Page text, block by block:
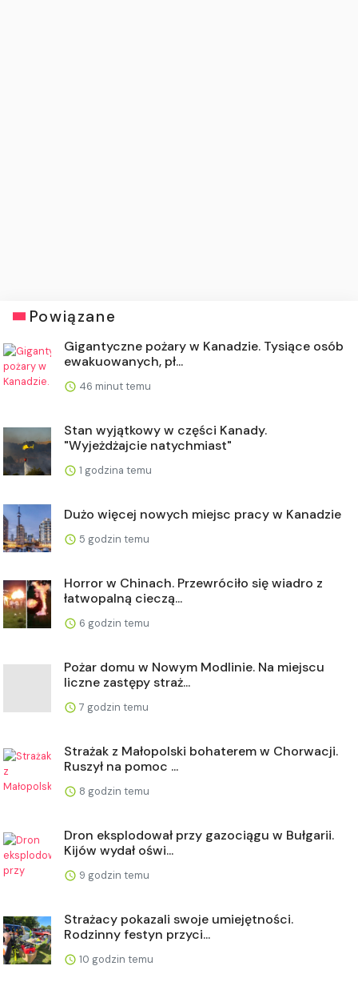
Powiązane
Gigantyczne pożary w Kanadzie. Tysiące osób
ewakuowanych, pł...
46 minut temu
Stan wyjątkowy w części Kanady.
"Wyjeżdżajcie natychmiast"
1 godzina temu
Dużo więcej nowych miejsc pracy w Kanadzie
5 godzin temu
Horror w Chinach. Przewróciło się wiadro z
łatwopalną cieczą...
6 godzin temu
Pożar domu w Nowym Modlinie. Na miejscu
liczne zastępy straż...
7 godzin temu
Strażak z Małopolski bohaterem w Chorwacji.
Ruszył na pomoc ...
8 godzin temu
Dron eksplodował przy gazociągu w Bułgarii.
Kijów wydał oświ...
9 godzin temu
Strażacy pokazali swoje umiejętności.
Rodzinny festyn przyci...
10 godzin temu